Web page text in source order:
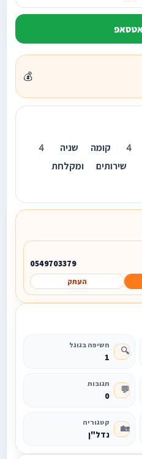
💰
דירה ברחוב השופטים 4 קומה שניה 4
חדרים עם מזגנים 2 שירותים ומקלחת
0549703379
העתק
🔍 חשיפה בגוגל
1
💬 תגובות
0
🏡 קטגוריה
נדל"ן